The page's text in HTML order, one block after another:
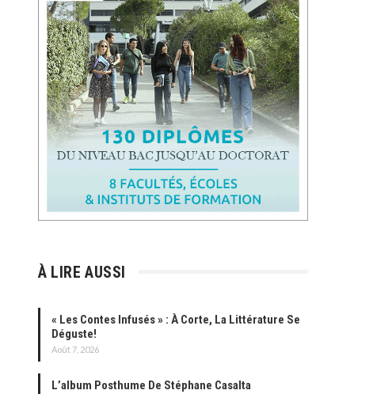
À LIRE AUSSI
« Les Contes Infusés » : À Corte, La Littérature Se
Déguste!
Août 7, 2026
L’album Posthume De Stéphane Casalta